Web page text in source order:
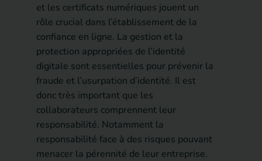
et les certificats numériques jouent un
rôle crucial dans l’établissement de la
confiance en ligne. La gestion et la
protection appropriées de l’identité
digitale sont essentielles pour prévenir la
fraude et l’usurpation d’identité. Il est
donc très important que les
collaborateurs comprennent leur
responsabilité. Notamment la
responsabilité face à des risques pouvant
menacer la pérennité de leur entreprise.